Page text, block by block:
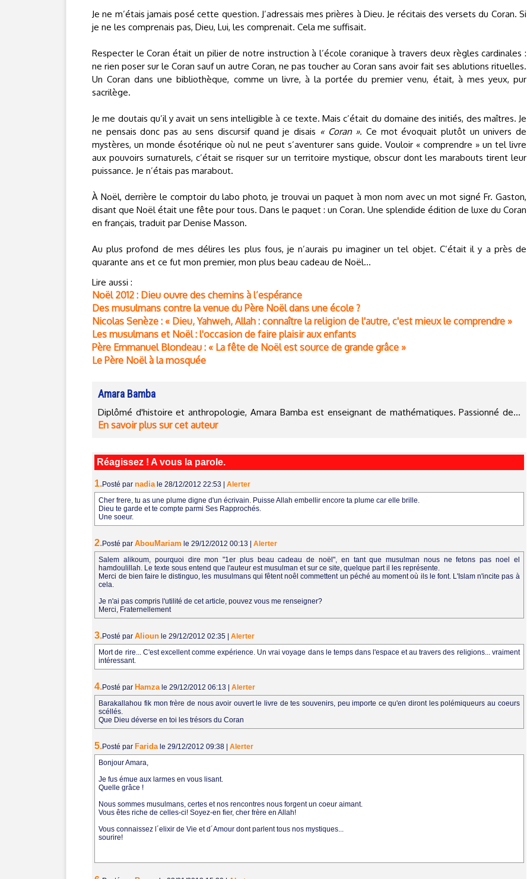
Je ne m’étais jamais posé cette question. J’adressais mes prières à Dieu. Je récitais des versets du Coran. Si
je ne les comprenais pas, Dieu, Lui, les comprenait. Cela me suffisait.
Respecter le Coran était un pilier de notre instruction à l’école coranique à travers deux règles cardinales :
ne rien poser sur le Coran sauf un autre Coran, ne pas toucher au Coran sans avoir fait ses ablutions rituelles.
Un Coran dans une bibliothèque, comme un livre, à la portée du premier venu, était, à mes yeux, pur
sacrilège.
Je me doutais qu’il y avait un sens intelligible à ce texte. Mais c’était du domaine des initiés, des maîtres. Je
ne pensais donc pas au sens discursif quand je disais « Coran ». Ce mot évoquait plutôt un univers de
mystères, un monde ésotérique où nul ne peut s’aventurer sans guide. Vouloir « comprendre » un tel livre
aux pouvoirs surnaturels, c’était se risquer sur un territoire mystique, obscur dont les marabouts tirent leur
puissance. Je n’étais pas marabout.
À Noël, derrière le comptoir du labo photo, je trouvai un paquet à mon nom avec un mot signé Fr. Gaston,
disant que Noël était une fête pour tous. Dans le paquet : un Coran. Une splendide édition de luxe du Coran
en français, traduit par Denise Masson.
Au plus profond de mes délires les plus fous, je n’aurais pu imaginer un tel objet. C’était il y a près de
quarante ans et ce fut mon premier, mon plus beau cadeau de Noël…
Lire aussi :
Noël 2012 : Dieu ouvre des chemins à l’espérance
Des musulmans contre la venue du Père Noël dans une école ?
Nicolas Senèze : « Dieu, Yahweh, Allah : connaître la religion de l'autre, c'est mieux le comprendre »
Les musulmans et Noël : l'occasion de faire plaisir aux enfants
Père Emmanuel Blondeau : « La fête de Noël est source de grande grâce »
Le Père Noël à la mosquée
Amara Bamba
Diplômé d'histoire et anthropologie, Amara Bamba est enseignant de mathématiques. Passionné de...
En savoir plus sur cet auteur
Réagissez ! A vous la parole.
1.Posté par nadia le 28/12/2012 22:53
Alerter
Cher frere, tu as une plume digne d'un écrivain. Puisse Allah embellir encore ta plume car elle brille.
Dieu te garde et te compte parmi Ses Rapprochés.
Une soeur.
2.Posté par AbouMariam le 29/12/2012 00:13
Alerter
Salem alikoum, pourquoi dire mon "1er plus beau cadeau de noël", en tant que musulman nous ne fetons pas noel el
hamdoulillah. Le texte sous entend que l'auteur est musulman et sur ce site, quelque part il les représente.
Merci de bien faire le distinguo, les musulmans qui fêtent noêl commettent un péché au moment où ils le font. L'Islam n'incite pas à
cela.
Je n'ai pas compris l'utilité de cet article, pouvez vous me renseigner?
Merci, Fraternellement
3.Posté par Alioun le 29/12/2012 02:35
Alerter
Mort de rire... C'est excellent comme expérience. Un vrai voyage dans le temps dans l'espace et au travers des religions... vraiment
intéressant.
4.Posté par Hamza le 29/12/2012 06:13
Alerter
Barakallahou fik mon frère de nous avoir ouvert le livre de tes souvenirs, peu importe ce qu'en diront les polémiqueurs au coeurs
scéllés.
Que Dieu déverse en toi les trésors du Coran
5.Posté par Farida le 29/12/2012 09:38
Alerter
Bonjour Amara,
Je fus émue aux larmes en vous lisant.
Quelle grâce !
Nous sommes musulmans, certes et nos rencontres nous forgent un coeur aimant.
Vous êtes riche de celles-ci! Soyez-en fier, cher frère en Allah!
Vous connaissez l´elixir de Vie et d´Amour dont parlent tous nos mystiques...
sourire!